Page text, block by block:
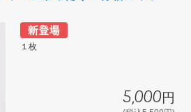
１枚
5,000円